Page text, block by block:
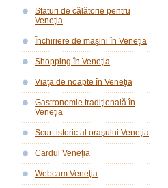
Sfaturi de călătorie pentru
Veneţia
Închiriere de maşini în Veneţia
Shopping în Veneţia
Viaţa de noapte în Veneţia
Gastronomie tradiţională în
Veneţia
Scurt istoric al oraşului Veneţia
Cardul Veneţia
Webcam Veneţia